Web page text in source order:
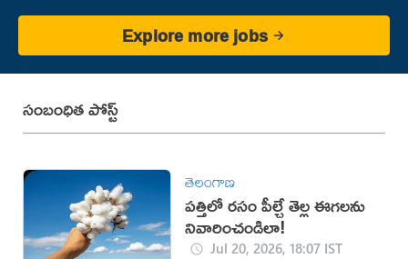
Explore more jobs
సంబంధిత పోస్ట్
తెలంగాణ
పత్తిలో రసం పీల్చే తెల్ల ఈగలను
నివారించండిలా!
Jul 20, 2026, 18:07 IST